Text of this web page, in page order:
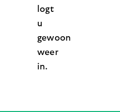
logt
u
gewoon
weer
in.